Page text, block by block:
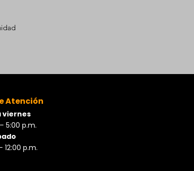
Atención
viernes
5:00 p.m.
12:00 p.m.